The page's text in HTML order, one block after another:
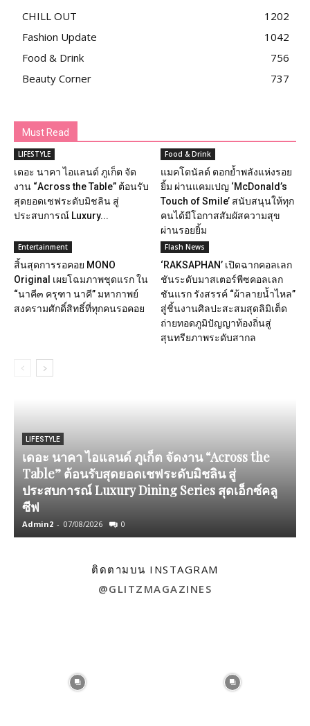
CHILL OUT
1202
Fashion Update
1042
Food & Drink
756
Beauty Corner
737
Must Read
LIFESTYLE
เดอะ นาคา ไอแลนด์ ภูเก็ต จัด
งาน “Across the Table” ต้อนรับ
สุดยอดเชฟระดับมิชลิน สู่
ประสบการณ์ Luxury...
Food & Drink
แมคโดนัลด์ ตอกย้ำพลังแห่งรอย
ยิ้ม ผ่านแคมเปญ ‘McDonald’s
Touch of Smile’ สนับสนุนให้ทุก
คนได้มีโอกาสสัมผัสความสุข
ผ่านรอยยิ้ม
Entertainment
สิ้นสุดการรอคอย MONO
Original เผยโฉมภาพชุดแรก ใน
“นาคี๓ ครุฑา นาคี” มหากาพย์
สงครามศักดิ์สิทธิ์ที่ทุกคนรอคอย
Flash News
‘RAKSAPHAN’ เปิดฉากคอลเลก
ชันระดับมาสเตอร์พีซคอลเลก
ชันแรก รังสรรค์ “ผ้าลายน้ำไหล”
สู่ชิ้นงานศิลปะสะสมสุดลิมิเต็ด
ถ่ายทอดภูมิปัญญาท้องถิ่นสู่
สุนทรียภาพระดับสากล
LIFESTYLE
เดอะ นาคา ไอแลนด์ ภูเก็ต จัดงาน “Across the
Table” ต้อนรับสุดยอดเชฟระดับมิชลิน สู่
ประสบการณ์ Luxury Dining Series สุดเอ็กซ์คลู
ซีฟ
Admin2 - 07/08/2026 0
ติดตามบน INSTAGRAM
@GLITZMAGAZINES